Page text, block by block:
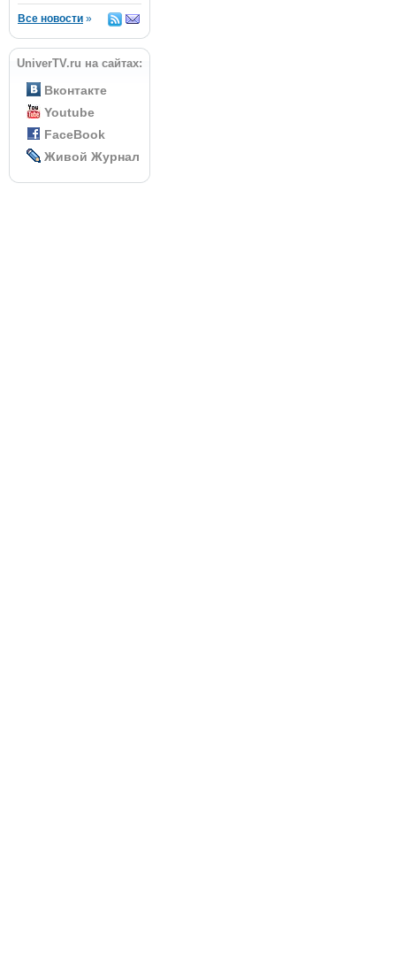
Все новости »
UniverTV.ru на сайтах:
Вконтакте
Youtube
FaceBook
Живой Журнал